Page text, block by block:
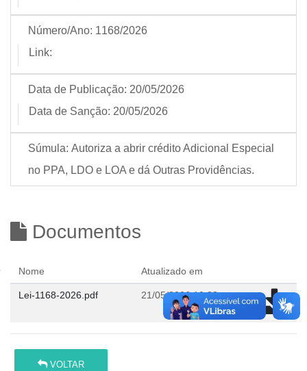
Número/Ano: 1168/2026
Link:
Data de Publicação: 20/05/2026
Data de Sanção: 20/05/2026
Súmula: Autoriza a abrir crédito Adicional Especial
no PPA, LDO e LOA e dá Outras Providências.
Documentos
Nome Atualizado em
Lei-1168-2026.pdf 21/05/2026 10:38
VOLTAR